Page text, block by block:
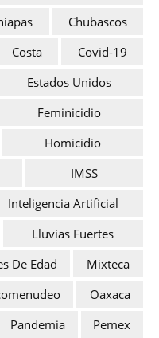
Chubascos
Costa
Covid-19
Estados Unidos
Feminicidio
Homicidio
IMSS
Inteligencia Artificial
Lluvias Fuertes
De Edad
Mixteca
Oaxaca
Pandemia
Pemex